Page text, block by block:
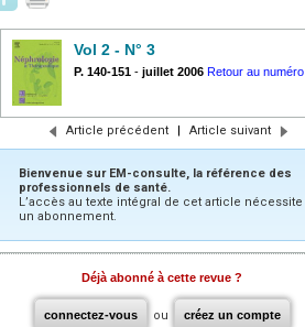
Vol 2 - N° 3
P. 140-151 - juillet 2006 Retour au numéro
Article précédent | Article suivant
Bienvenue sur EM-consulte, la référence des
professionnels de santé.
L’accès au texte intégral de cet article nécessite
un abonnement.
Déjà abonné à cette revue ?
connectez-vous ou créez un compte